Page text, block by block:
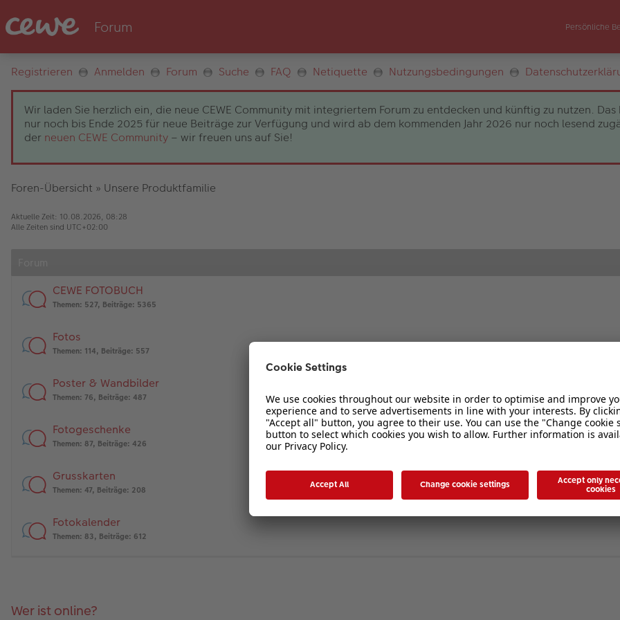
Persönliche
Registrieren Anmelden Forum Suche FAQ Netiquette Nutzungsbedingungen
Wir laden Sie herzlich ein, die neue CEWE Community mit integriertem Forum zu entdecken und künftig zu nutzen.
nur noch bis Ende 2025 für neue Beiträge zur Verfügung und wird ab dem kommenden Jahr 2026 nur noch lesend
der neuen CEWE Community – wir freuen uns auf Sie!
Foren-Übersicht » Unsere Produktfamilie
Aktuelle Zeit: 10.08.2026, 08:28
Alle Zeiten sind UTC+02:00
CEWE FOTOBUCH
Themen: 527, Beiträge: 5365
Fotos
Themen: 114, Beiträge: 557
Poster & Wandbilder
Themen: 76, Beiträge: 487
Fotogeschenke
Themen: 87, Beiträge: 426
Grusskarten
Themen: 47, Beiträge: 208
Fotokalender
Themen: 83, Beiträge: 612
Wer ist online?